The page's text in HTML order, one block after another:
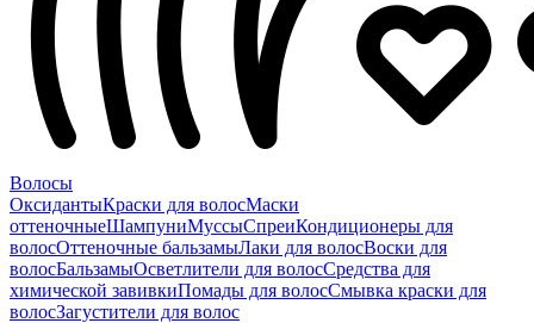
Волосы
ОксидантыКраски для волосМаски
оттеночныеШампуниМуссыСпреиКондиционеры для
волосОттеночные бальзамыЛаки для волосВоски для
волосБальзамыОсветлители для волосСредства для
химической завивкиПомады для волосСмывка краски для
волосЗагустители для волос